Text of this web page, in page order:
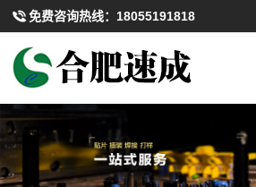
免费咨询热线： 18055191818